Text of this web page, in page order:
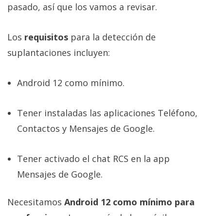
pasado, así que los vamos a revisar.
Los requisitos para la detección de
suplantaciones incluyen:
Android 12 como mínimo.
Tener instaladas las aplicaciones Teléfono,
Contactos y Mensajes de Google.
Tener activado el chat RCS en la app
Mensajes de Google.
Necesitamos Android 12 como mínimo para